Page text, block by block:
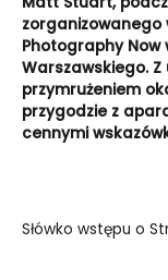
Photography Now
Warszawskiego.
przymrużeniem
przygodzie z
cennymi
Słówko wstępu o